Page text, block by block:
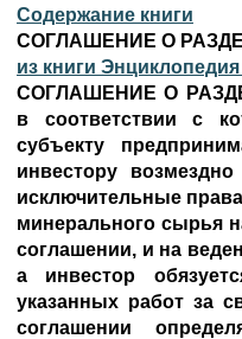
Содержание книги
СОГЛАШЕНИЕ О
из книги
СОГЛАШЕНИЕ О
в соответствии с
субъекту
инвестору
исключительные
минерального сырья
соглашении, и на
а инвестор
указанных работ за
соглашении